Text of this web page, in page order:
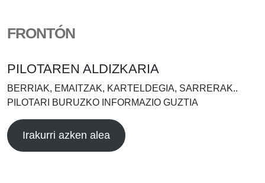
FRONTÓN
PILOTAREN ALDIZKARIA
BERRIAK, EMAITZAK, KARTELDEGIA, SARRERAK..
PILOTARI BURUZKO INFORMAZIO GUZTIA
Irakurri azken alea